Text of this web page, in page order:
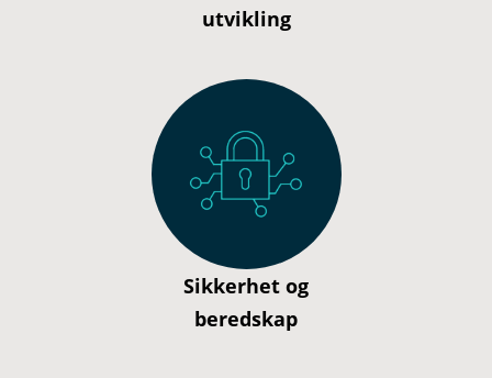
utvikling
Sikkerhet og
beredskap